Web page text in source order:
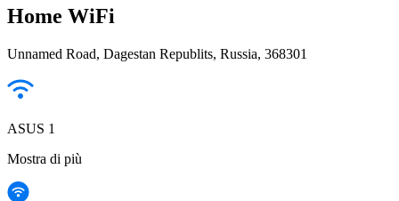
Home WiFi
Unnamed Road, Dagestan Republits, Russia, 368301
ASUS 1
Mostra di più